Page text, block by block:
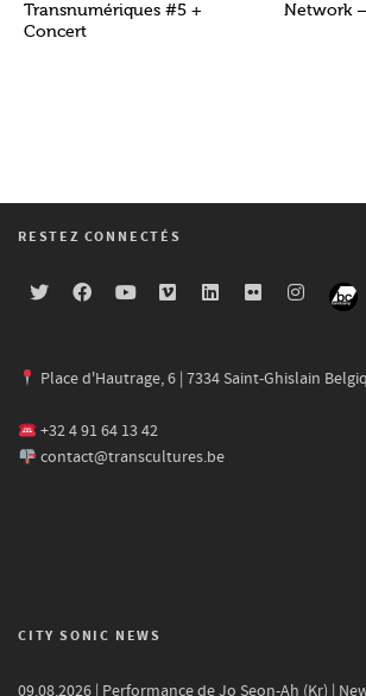
Transnumériques #5 +
Concert
Network
RESTEZ CONNECTÉS
Place d'Hautrage, 6 | 7334 Saint-Ghislain
+32 4 91 64 13 42
contact@transcultures.be
CITY SONIC NEWS
09.08.2026 | Performance de Jo Seon-Ah (Kr) |